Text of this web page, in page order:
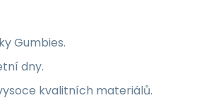
Gumbies.
dny.
kvalitních materiálů.